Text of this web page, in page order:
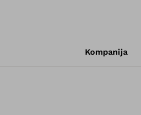
Kompanija